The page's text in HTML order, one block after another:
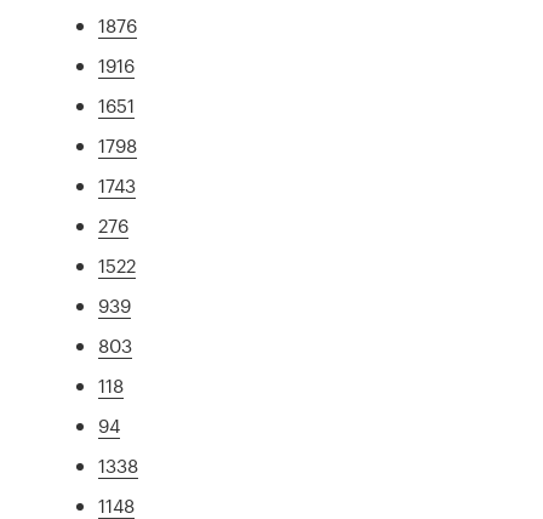
1876
1916
1651
1798
1743
276
1522
939
803
118
94
1338
1148